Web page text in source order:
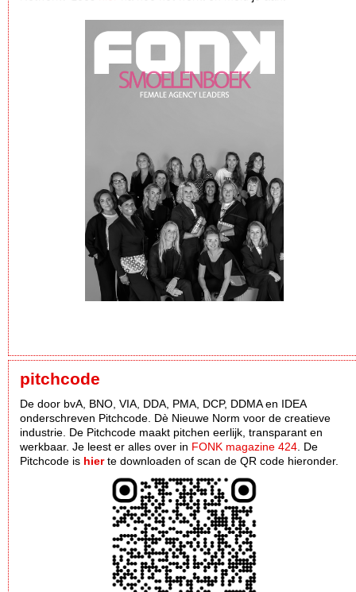
pitchcode
De door bvA, BNO, VIA, DDA, PMA, DCP, DDMA en IDEA
onderschreven Pitchcode. Dè Nieuwe Norm voor de creatieve
industrie. De Pitchcode maakt pitchen eerlijk, transparant en
werkbaar. Je leest er alles over in FONK magazine 424 . De
Pitchcode is hierte downloaden of scan de QR code hieronder.